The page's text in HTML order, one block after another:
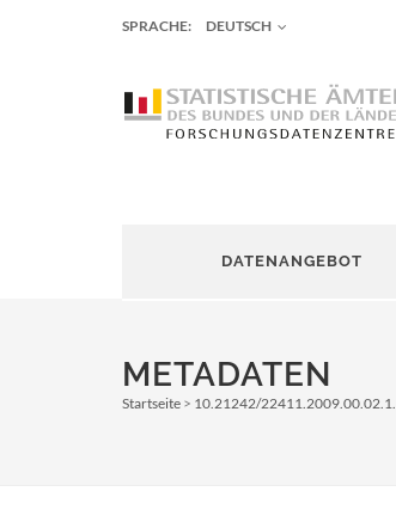
SPRACHE: DEUTSCH
DATENANGEBOT
METADATEN
Pfadnavigation
Startseite 10.21242/